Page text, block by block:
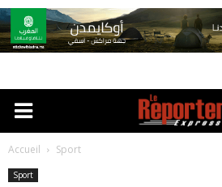
Accueil Sport
Sport